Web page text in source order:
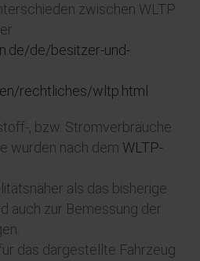
zwischen WLTP
de/besitzer-und-
rechtliches/wltp.html
, bzw. Stromverbräuche
wurden nach dem WLTP-
als das bisherige
auch zur Bemessung der
das dargestellte Fahrzeug